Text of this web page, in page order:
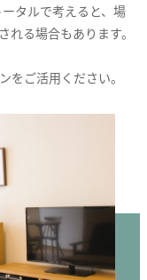
タルで考えると、場
る場合もあります。
をご活用ください。